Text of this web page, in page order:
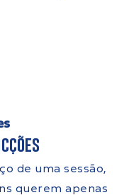
de uma sessão,
querem apenas